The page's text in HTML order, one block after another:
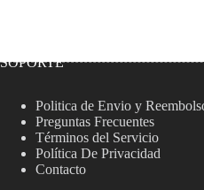
SOPORTE
Politica de Envio y
Preguntas Frecuentes
Términos del Servicio
Política De Privacidad
Contacto